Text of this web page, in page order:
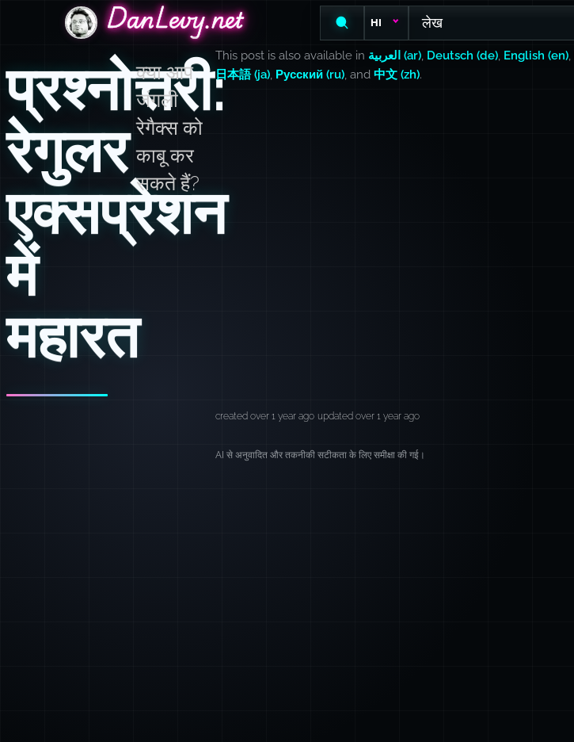
DanLevy.netDanLevy.net
DanLevy.net HI लेख
प्रश्नोत्तरी:
रेगुलर
एक्सप्रेशन
में
महारत
क्या आप
जंगली
रेगैक्स को
काबू कर
सकते हैं?
This post is also available in العربية (ar) Deutsch (de) English (en)
日本語 (ja) Русский (ru) , and 中文 (zh).
created over 1 year ago updated over 1 year ago
AI से अनुवादित और तकनीकी सटीकता के लिए समीक्षा की गई।